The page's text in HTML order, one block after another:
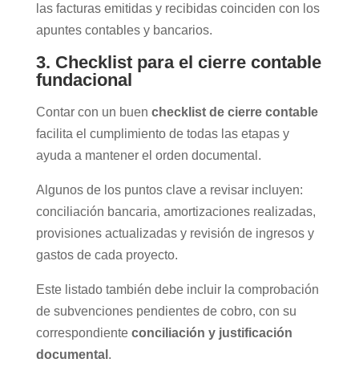
las facturas emitidas y recibidas coinciden con los
apuntes contables y bancarios.
3. Checklist para el cierre contable
fundacional
Contar con un buen checklist de cierre contable
facilita el cumplimiento de todas las etapas y
ayuda a mantener el orden documental.
Algunos de los puntos clave a revisar incluyen:
conciliación bancaria, amortizaciones realizadas,
provisiones actualizadas y revisión de ingresos y
gastos de cada proyecto.
Este listado también debe incluir la comprobación
de subvenciones pendientes de cobro, con su
correspondiente conciliación y justificación
documental .